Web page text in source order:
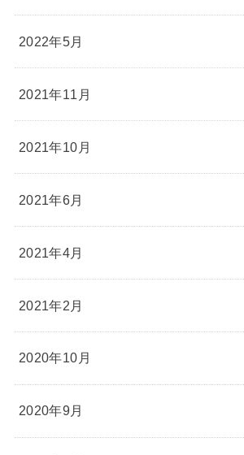
2022年5月
2021年11月
2021年10月
2021年6月
2021年4月
2021年2月
2020年10月
2020年9月